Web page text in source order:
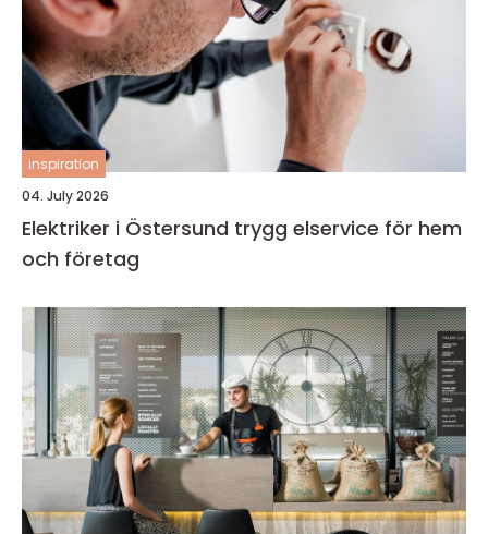
inspiration
04. July 2026
Elektriker i Östersund trygg elservice för hem
och företag